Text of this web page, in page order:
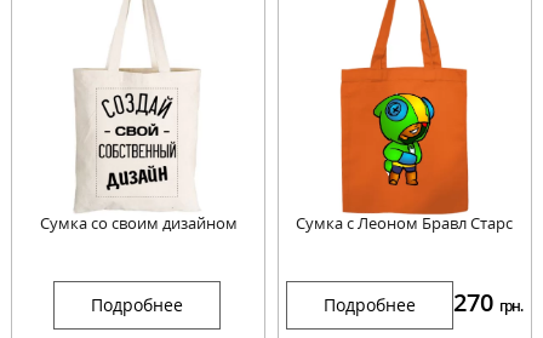
Сумка со своим дизайном
Подробнее
Сумка с Леоном Бравл Старс
Подробнее 270 грн.